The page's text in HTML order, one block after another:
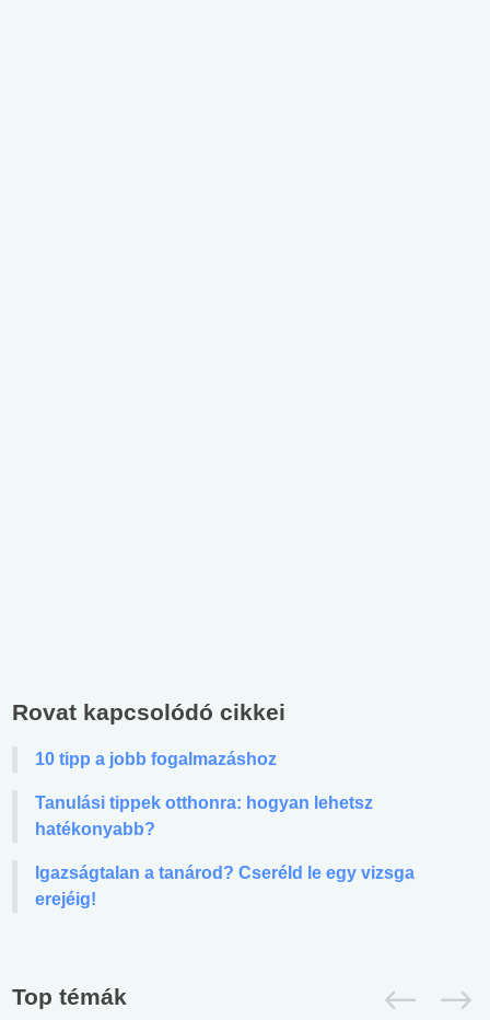
Rovat kapcsolódó cikkei
10 tipp a jobb fogalmazáshoz
Tanulási tippek otthonra: hogyan lehetsz
hatékonyabb?
Igazságtalan a tanárod? Cseréld le egy vizsga
erejéig!
Top témák